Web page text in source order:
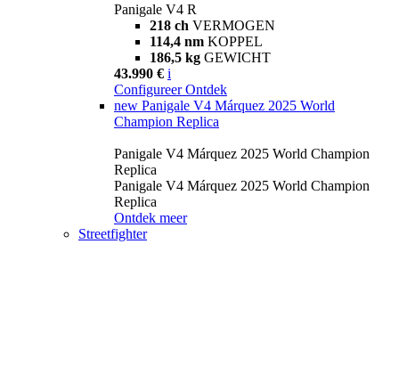
Panigale V4 R
218 ch VERMOGEN
114,4 nm KOPPEL
186,5 kg GEWICHT
43.990 € i
Configureer Ontdek
new Panigale V4 Márquez 2025 World
Champion Replica
Panigale V4 Márquez 2025 World Champion
Replica
Panigale V4 Márquez 2025 World Champion
Replica
Ontdek meer
Streetfighter